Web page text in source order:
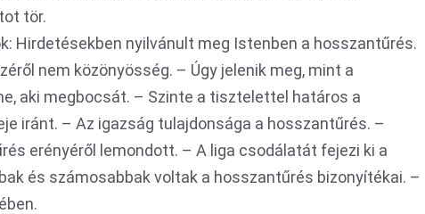
tör.
Hirdetésekben nyilvánult meg Istenben a hosszantűrés.
nem közönyösség. – Úgy jelenik meg, mint a
aki megbocsát. – Szinte a tisztelettel határos a
iránt. – Az igazság tulajdonsága a hosszantűrés. –
erényéről lemondott. – A liga csodálatát fejezi ki a
és számosabbak voltak a hosszantűrés bizonyítékai. –